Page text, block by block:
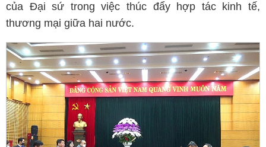
của Đại sứ trong việc thúc đẩy hợp tác kinh tế,
thương mại giữa hai nước.